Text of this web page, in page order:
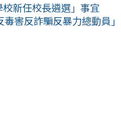
新任校長遴選」事宜
害反詐騙反暴力總動員